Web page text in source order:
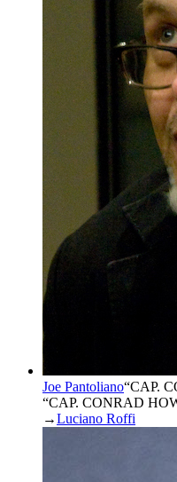
Joe Pantoliano“CAP.
“CAP. CONRAD
→Luciano Roffi